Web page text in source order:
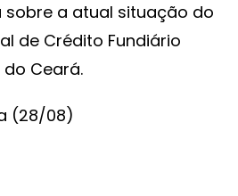
sobre a atual situação do
de Crédito Fundiário
do Ceará.
(28/08)